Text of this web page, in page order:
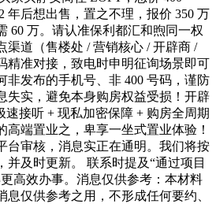
年后想出售，置之不理，报价 350 万
60 万。请认准保利都汇和煦同一权
渠道（售楼处 / 营销核心 / 开辟商 /
精准对接，致电时申明征询场景即可
非发布的手机号、非 400 号码，谨防
失实，避免本身购房权益受损！开辟
速接听 + 现私加密保障 + 购房全周期
高端置业之，卑享一坐式置业体验！
台审核，消息实正在通明。我们将按
并及时更新。 联系时提及“通过项目
高效办事。消息仅供参考：本材料
息仅供参考之用，不形成任何要约、